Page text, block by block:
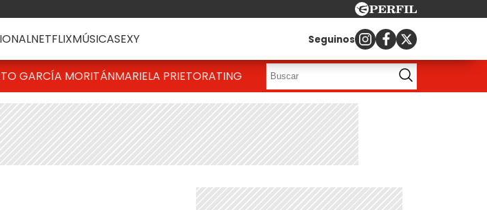
NETFLIXMÚSICASEXY Seguinos
GARCÍA MORITÁNMARIELA PRIETORATING